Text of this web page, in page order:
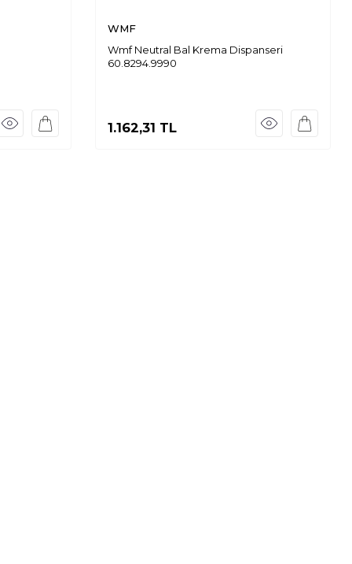
WMF
Wmf Neutral Bal Krema Dispanseri
60.8294.9990
1.162,31 TL